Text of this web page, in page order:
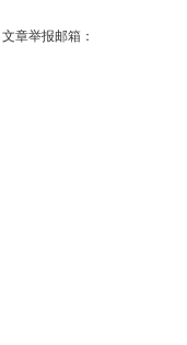
文章举报邮箱：